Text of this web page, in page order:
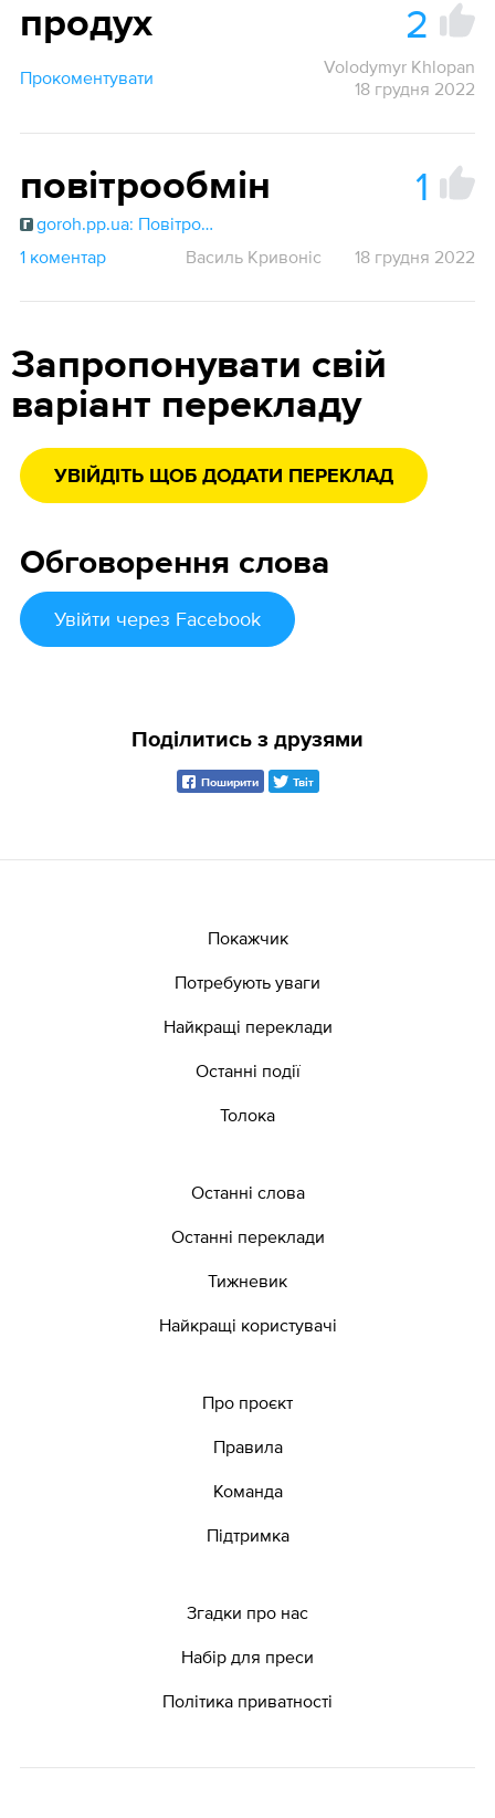
продух 2
Прокоментувати
Volodymyr Khlopan
18 грудня 2022
повітрообмін 1
goroh.pp.ua: Повітрообмін
1 коментар
Василь Кривоніс 18 грудня 2022
Запропонувати свій
варіант перекладу
УВІЙДІТЬ ЩОБ ДОДАТИ ПЕРЕКЛАД
Обговорення слова
Увійти через Facebook
Поділитись з друзями
Поширити Твіт
Покажчик
Потребують уваги
Найкращі переклади
Останні події
Толока
Останні слова
Останні переклади
Тижневик
Найкращі користувачі
Про проєкт
Правила
Команда
Підтримка
Згадки про нас
Набір для преси
Політика приватності